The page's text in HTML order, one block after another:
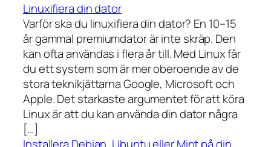
Linuxifiera din dator
Varför ska du linuxifiera din dator? En 10–15
år gammal premiumdator är inte skräp. Den
kan ofta användas i flera år till. Med Linux får
du ett system som är mer oberoende av de
stora teknikjättarna Google, Microsoft och
Apple. Det starkaste argumentet för att köra
Linux är att du kan använda din dator några
[…]